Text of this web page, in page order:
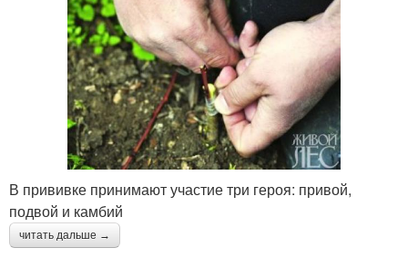
В прививке принимают участие три героя: привой,
подвой и камбий
читать дальше →